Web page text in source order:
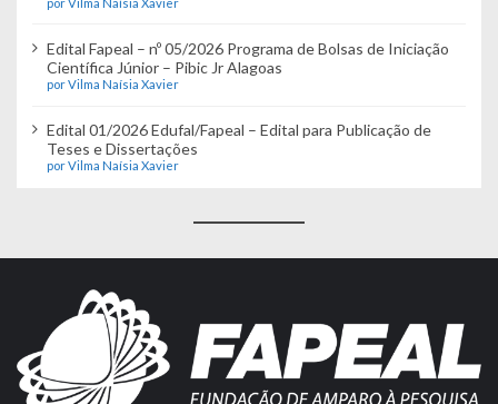
Edital Fapeal – nº 05/2026 Programa de Bolsas de Iniciação
Científica Júnior – Pibic Jr Alagoas
por Vilma Naísia Xavier
Edital 01/2026 Edufal/Fapeal – Edital para Publicação de
Teses e Dissertações
por Vilma Naísia Xavier